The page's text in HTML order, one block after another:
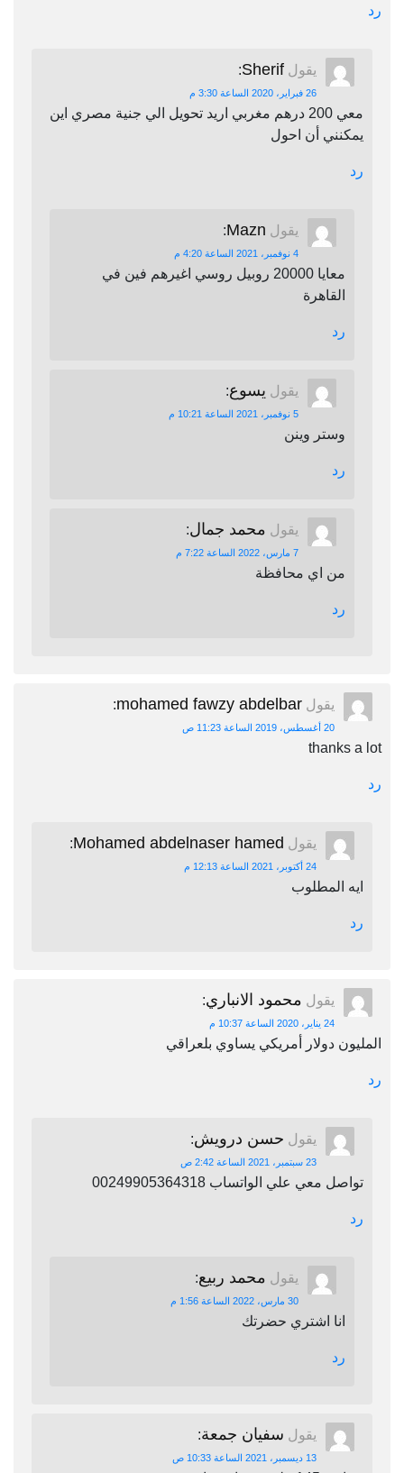
رد
يقول Sherif
:
26 فبراير، 2020 الساعة 3:30 م
معي 200 درهم مغربي اريد تحويل الي جنية مصري اين
يمكنني أن احول
رد
يقول Mazn
:
4 نوفمبر، 2021 الساعة 4:20 م
معايا 20000 روبيل روسي اغيرهم فين في
القاهرة
رد
يقول يسوع:
5 نوفمبر، 2021 الساعة 10:21 م
وستر وينن
رد
يقول محمد جمال:
7 مارس، 2022 الساعة 7:22 م
من اي محافظة
رد
يقول mohamed fawzy abdelbar
:
20 أغسطس، 2019 الساعة 11:23 ص
thanks a lot
رد
يقول Mohamed abdelnaser hamed
:
24 أكتوبر، 2021 الساعة 12:13 م
ايه المطلوب
رد
يقول محمود الانباري:
24 يناير، 2020 الساعة 10:37 م
المليون دولار أمريكي يساوي بلعراقي
رد
يقول حسن درويش:
23 سبتمبر، 2021 الساعة 2:42 ص
تواصل معي علي الواتساب 00249905364318
رد
يقول محمد ربيع:
30 مارس، 2022 الساعة 1:56 م
انا اشتري حضرتك
رد
يقول سفيان جمعة:
13 ديسمبر، 2021 الساعة 10:33 ص